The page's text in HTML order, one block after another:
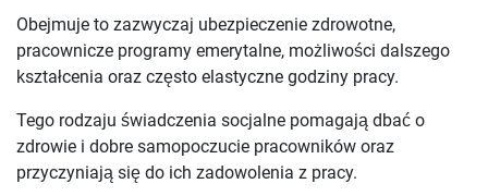
Obejmuje to zazwyczaj ubezpieczenie zdrowotne,
pracownicze programy emerytalne, możliwości dalszego
kształcenia oraz często elastyczne godziny pracy.
Tego rodzaju świadczenia socjalne pomagają dbać o
zdrowie i dobre samopoczucie pracowników oraz
przyczyniają się do ich zadowolenia z pracy.